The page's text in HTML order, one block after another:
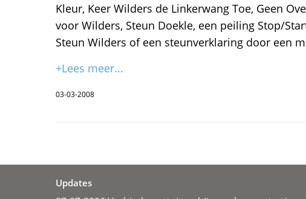
Kleur, Keer Wilders de Linkerwang Toe, Geen
voor Wilders, Steun Doekle, een peiling Stop/
Steun Wilders of een steunverklaring door een
+Lees meer...
03-03-2008
Updates